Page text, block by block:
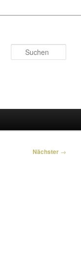
Nächster →